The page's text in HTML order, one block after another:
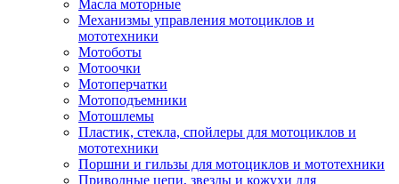
Масла моторные
Механизмы управления мотоциклов и
мототехники
Мотоботы
Мотоочки
Мотоперчатки
Мотоподъемники
Мотошлемы
Пластик, стекла, спойлеры для мотоциклов и
мототехники
Поршни и гильзы для мотоциклов и мототехники
Приводные цепи, звезды и кожухи для